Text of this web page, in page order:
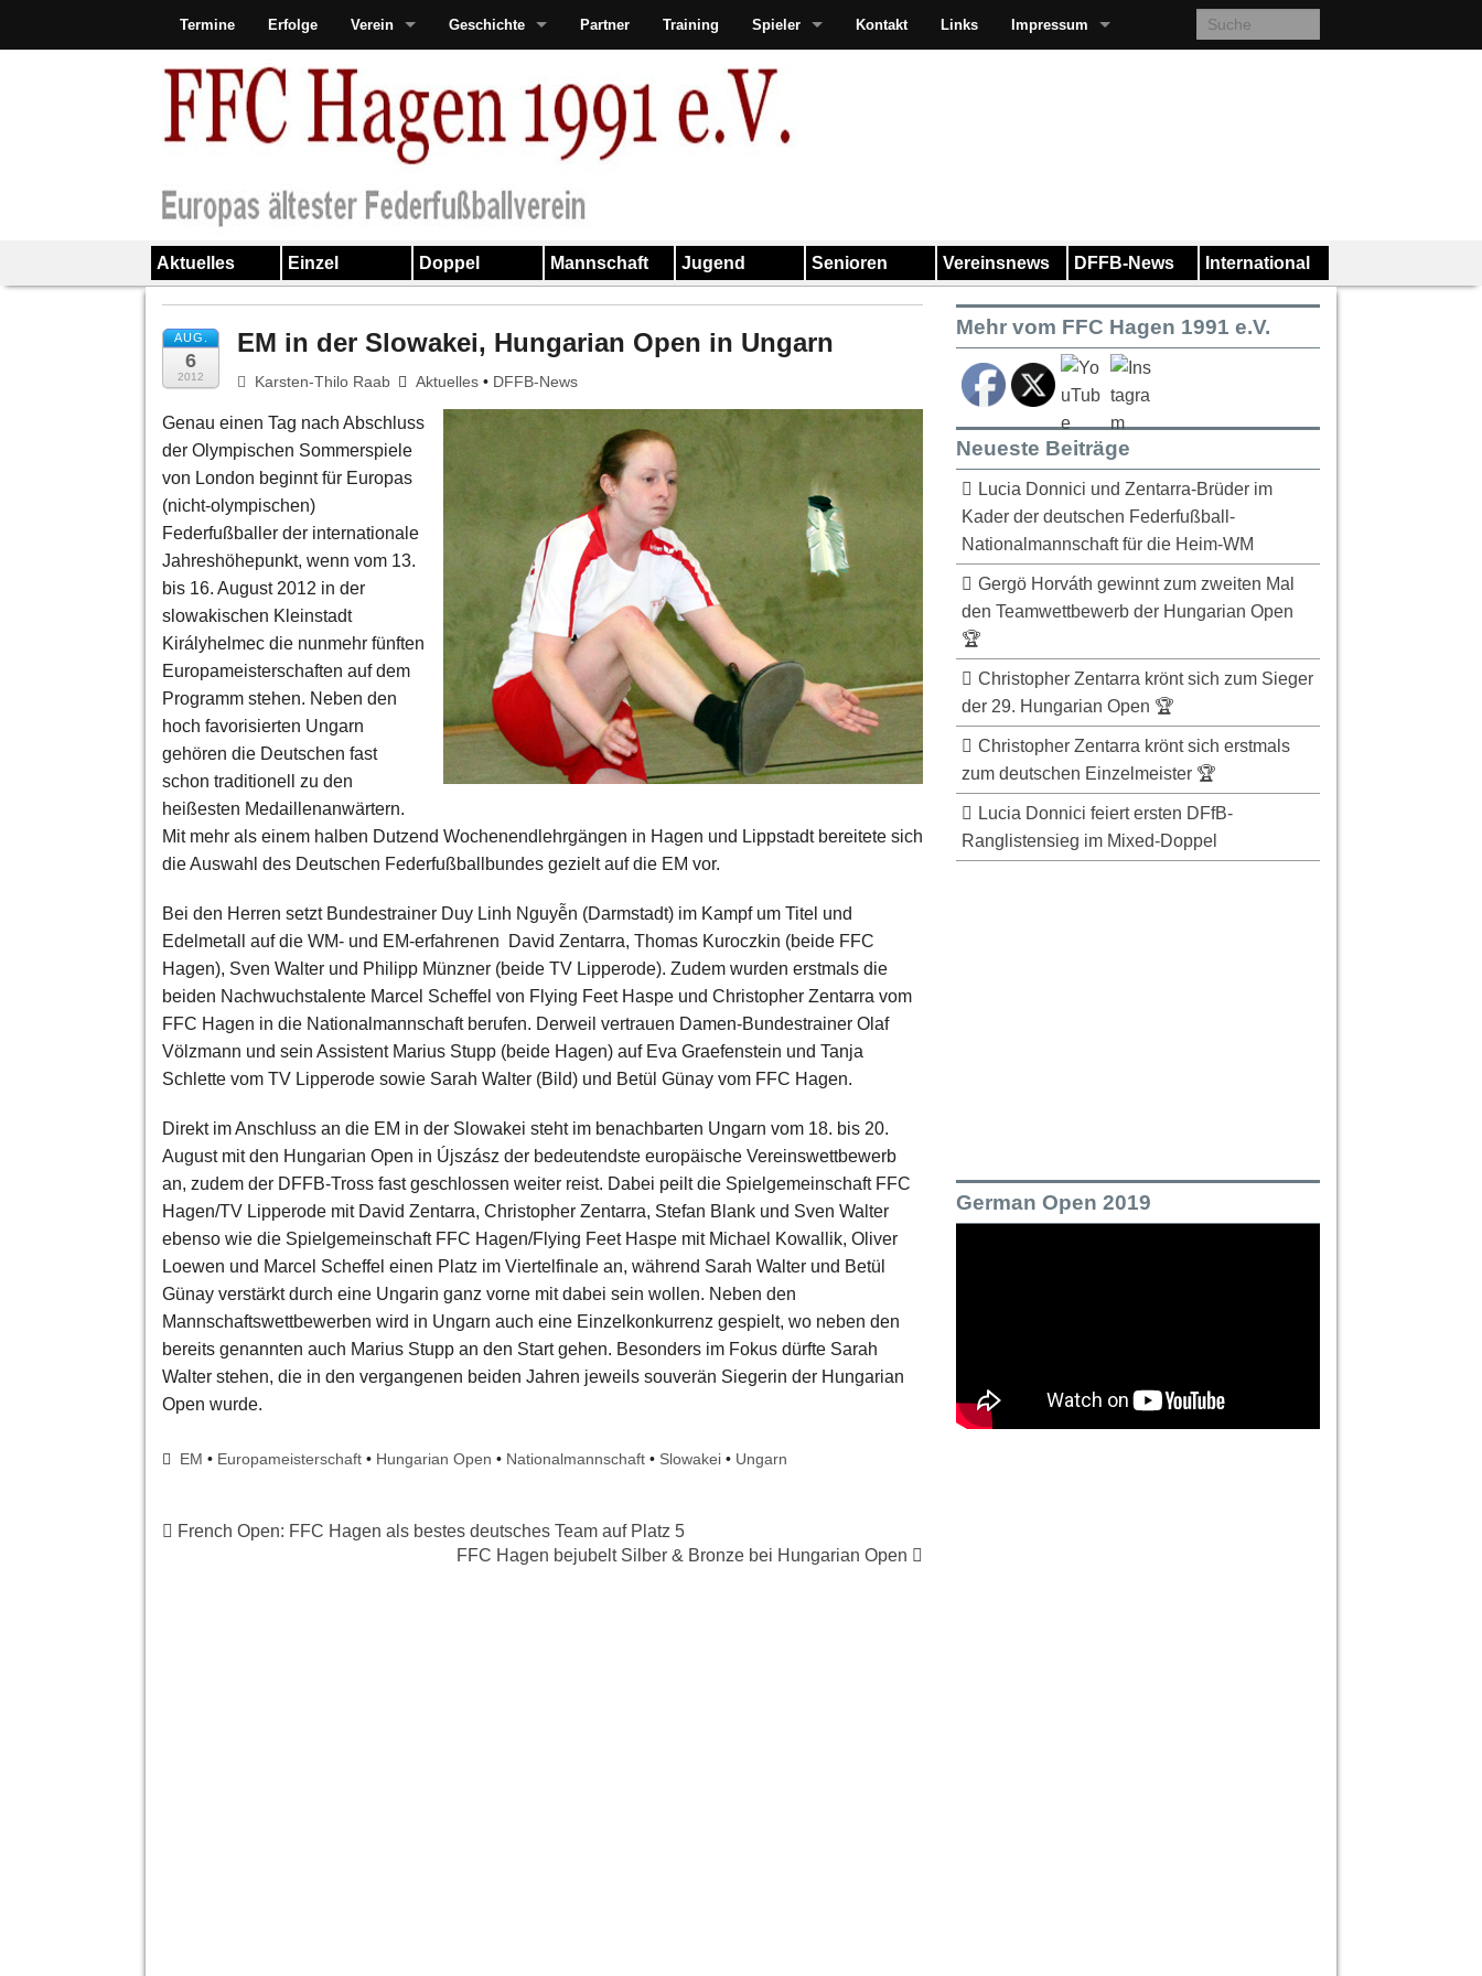
Termine Erfolge Verein Geschichte Partner Training Spieler Kontakt Links Impressum
Aktuelles Einzel Doppel Mannschaft Jugend Senioren Vereinsnews DFFB-News International
AUG.
6
2012
EM in der Slowakei, Hungarian Open in Ungarn
Karsten-Thilo Raab Aktuelles • DFFB-News
Genau einen Tag nach Abschluss
der Olympischen Sommerspiele
von London beginnt für Europas
(nicht-olympischen)
Federfußballer der internationale
Jahreshöhepunkt, wenn vom 13.
bis 16. August 2012 in der
slowakischen Kleinstadt
Királyhelmec die nunmehr fünften
Europameisterschaften auf dem
Programm stehen. Neben den
hoch favorisierten Ungarn
gehören die Deutschen fast
schon traditionell zu den
heißesten Medaillenanwärtern.
Mit mehr als einem halben Dutzend Wochenendlehrgängen in Hagen und Lippstadt bereitete sich
die Auswahl des Deutschen Federfußballbundes gezielt auf die EM vor.
Bei den Herren setzt Bundestrainer Duy Linh Nguyễn (Darmstadt) im Kampf um Titel und
Edelmetall auf die WM- und EM-erfahrenen David Zentarra, Thomas Kuroczkin (beide FFC
Hagen), Sven Walter und Philipp Münzner (beide TV Lipperode). Zudem wurden erstmals die
beiden Nachwuchstalente Marcel Scheffel von Flying Feet Haspe und Christopher Zentarra vom
FFC Hagen in die Nationalmannschaft berufen. Derweil vertrauen Damen-Bundestrainer Olaf
Völzmann und sein Assistent Marius Stupp (beide Hagen) auf Eva Graefenstein und Tanja
Schlette vom TV Lipperode sowie Sarah Walter (Bild) und Betül Günay vom FFC Hagen.
Direkt im Anschluss an die EM in der Slowakei steht im benachbarten Ungarn vom 18. bis 20.
August mit den Hungarian Open in Újszász der bedeutendste europäische Vereinswettbewerb
an, zudem der DFFB-Tross fast geschlossen weiter reist. Dabei peilt die Spielgemeinschaft FFC
Hagen/TV Lipperode mit David Zentarra, Christopher Zentarra, Stefan Blank und Sven Walter
ebenso wie die Spielgemeinschaft FFC Hagen/Flying Feet Haspe mit Michael Kowallik, Oliver
Loewen und Marcel Scheffel einen Platz im Viertelfinale an, während Sarah Walter und Betül
Günay verstärkt durch eine Ungarin ganz vorne mit dabei sein wollen. Neben den
Mannschaftswettbewerben wird in Ungarn auch eine Einzelkonkurrenz gespielt, wo neben den
bereits genannten auch Marius Stupp an den Start gehen. Besonders im Fokus dürfte Sarah
Walter stehen, die in den vergangenen beiden Jahren jeweils souverän Siegerin der Hungarian
Open wurde.
EM • Europameisterschaft • Hungarian Open • Nationalmannschaft • Slowakei • Ungarn
French Open: FFC Hagen als bestes deutsches Team auf Platz 5
FFC Hagen bejubelt Silber & Bronze bei Hungarian Open
Mehr vom FFC Hagen 1991 e.V.
Neueste Beiträge
Lucia Donnici und Zentarra-Brüder im
Kader der deutschen Federfußball-
Nationalmannschaft für die Heim-WM
Gergö Horváth gewinnt zum zweiten Mal
den Teamwettbewerb der Hungarian Open
🏆
Christopher Zentarra krönt sich zum Sieger
der 29. Hungarian Open 🏆
Christopher Zentarra krönt sich erstmals
zum deutschen Einzelmeister 🏆
Lucia Donnici feiert ersten DFfB-
Ranglistensieg im Mixed-Doppel
German Open 2019